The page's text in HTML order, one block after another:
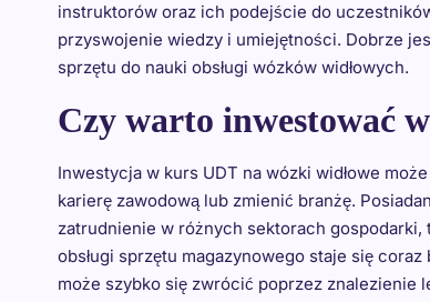
instruktorów oraz ich podejście do
przyswojenie wiedzy i umiejętności. Dobrze
sprzętu do nauki obsługi wózków widłowych.
Czy warto inwestować
Inwestycja w kurs UDT na wózki widłowe
karierę zawodową lub zmienić branżę.
zatrudnienie w różnych sektorach gospodarki,
obsługi sprzętu magazynowego staje się
może szybko się zwrócić poprzez znalezienie